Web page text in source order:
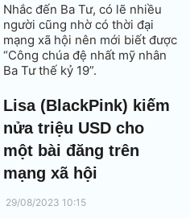
Nhắc đến Ba Tư, có lẽ nhiều
người cũng nhờ có thời đại
mạng xã hội nên mới biết được
“Công chúa đệ nhất mỹ nhân
Ba Tư thế kỷ 19”.
Lisa (BlackPink) kiếm
nửa triệu USD cho
một bài đăng trên
mạng xã hội
29/08/2023 10:15